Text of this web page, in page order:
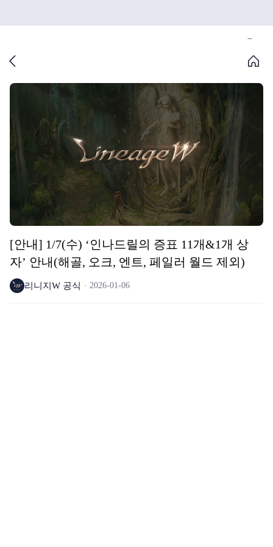
[안내] 1/7(수) ‘인나드릴의 증표 11개&1개 상
자’ 안내(해골, 오크, 엔트, 페일러 월드 제외)
리니지W 공식 2026-01-06